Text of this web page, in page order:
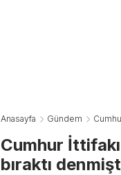
Anasayfa Gündem
Cumhur
bıraktı